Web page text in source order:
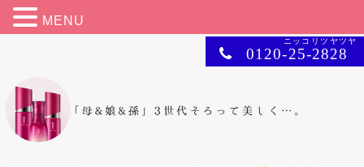
0120-25-2828
ニッコリツヤツヤ
MENU